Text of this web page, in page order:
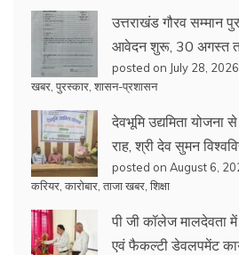
उत्तराखंड गौरव सम्मान
आवेदन शुरू, 30 अगस्त
posted on July 28, 2026
खबर पुरस्कार शासन-प्रशासन
देवभूमि उद्यमिता योजना
राह, श्री देव सुमन
posted on August 6,
करियर कारोबार ताजा खबर शिक्षा
पी जी कॉलेज मालदेवता
एवं फैकल्टी डेवलपमेंट